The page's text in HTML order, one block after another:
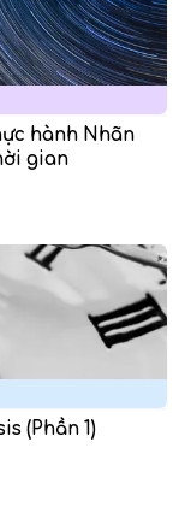
hành Nhãn
gian
(Phần 1)